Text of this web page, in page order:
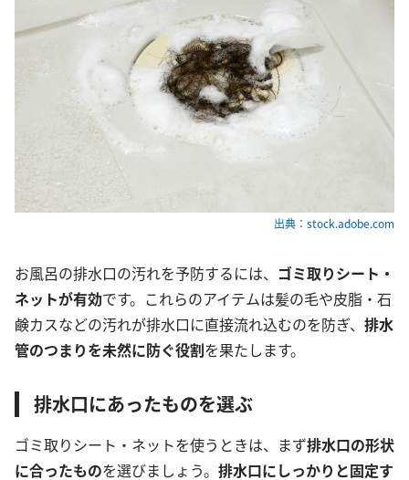
出典：stock.adobe.com
お風呂の排水口の汚れを予防するには、 ゴミ取りシート・
ネットが有効です。これらのアイテムは髪の毛や皮脂・石
鹸カスなどの汚れが排水口に直接流れ込むのを防ぎ、 排水
管のつまりを未然に防ぐ役割を果たします。
排水口にあったものを選ぶ
ゴミ取りシート・ネットを使うときは、まず排水口の形状
に合ったものを選びましょう。 排水口にしっかりと固定す